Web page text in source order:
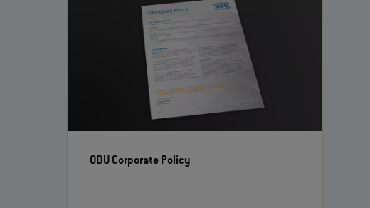
ODU Corporate Policy